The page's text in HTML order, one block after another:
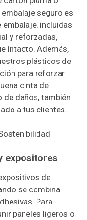
seguro es
incluidas
y reforzadas,
intacto. Además,
plásticos de
para reforzar
cinta de
de daños, también
a tus clientes.
expositores
de
se combina
Para
paneles ligeros o